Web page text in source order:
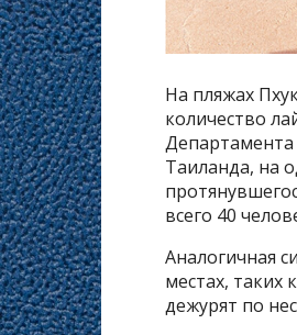
На пляжах
количество
Таиланда, на
всего 40
Аналогичная
местах, таких
дежурят по